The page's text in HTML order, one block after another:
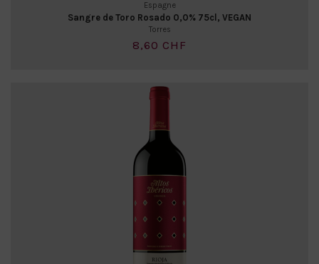
Espagne
Sangre de Toro Rosado 0,0% 75cl, VEGAN
Torres
8,60 CHF